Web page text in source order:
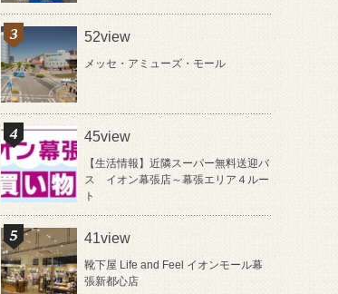
52view
メッセ・アミューズ・モール
45view
【生活情報】近隣スーパー無料送迎バ
ス イオン幕張店～幕張エリア４ルー
ト
41view
靴下屋 Life and Feel イオンモール幕
張新都心店